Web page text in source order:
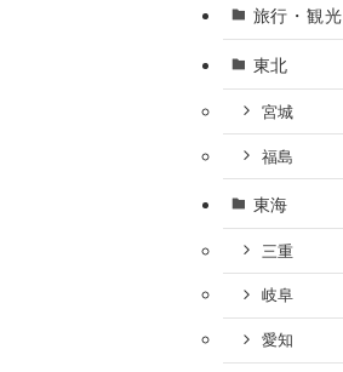
旅行・観光
東北
宮城
福島
東海
三重
岐阜
愛知